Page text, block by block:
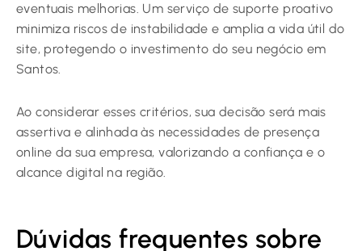
eventuais melhorias. Um serviço de suporte proativo
minimiza riscos de instabilidade e amplia a vida útil do
site, protegendo o investimento do seu negócio em
Santos.
Ao considerar esses critérios, sua decisão será mais
assertiva e alinhada às necessidades de presença
online da sua empresa, valorizando a confiança e o
alcance digital na região.
Dúvidas frequentes sobre